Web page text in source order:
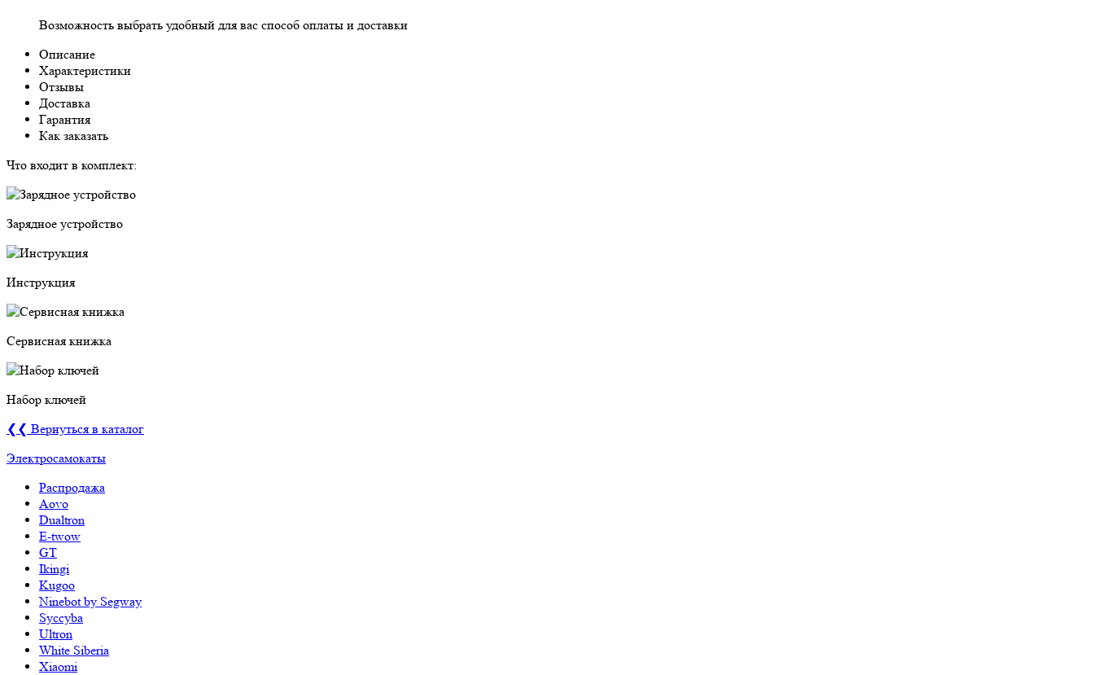
Возможность выбрать удобный для вас способ оплаты и доставки
Описание
Характеристики
Отзывы
Доставка
Гарантия
Как заказать
Что входит в комплект:
Зарядное устройство
Инструкция
Сервисная книжка
Набор ключей
❮❮ Вернуться в каталог
Электросамокаты
Распродажа
Aovo
Dualtron
E-twow
GT
Ikingi
Kugoo
Ninebot by Segway
Syccyba
Ultron
White Siberia
Xiaomi